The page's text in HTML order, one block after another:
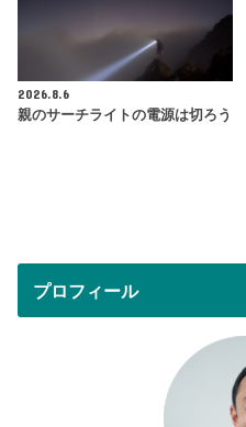
2026.8.6
親のサーチライトの電源は切ろう
プロフィール